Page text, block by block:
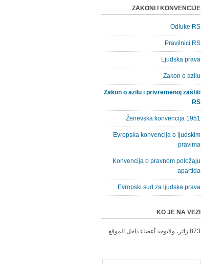
ZAKONI I KONVENCIJE
Odluke RS
Pravilnici RS
Ljudska prava
Zakon o azilu
Zakon o azilu i privremenoj zaštiti
RS
Ženevska konvencija 1951
Evropska konvencija o ljudskim
pravima
Konvencija o pravnom položaju
apartida
Evropski sud za ljudska prava
KO JE NA VEZI
873 زائر، ولايوجد أعضاء داخل الموقع